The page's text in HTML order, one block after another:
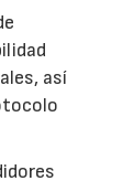
así